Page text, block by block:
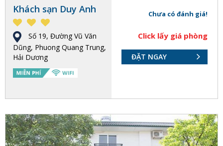
Khách sạn Duy Anh
Số 19, Đường Vũ Văn
Dũng, Phuong Quang Trung,
Hải Dương
Chưa có đánh giá!
Click lấy giá phòng
ĐẶT NGAY